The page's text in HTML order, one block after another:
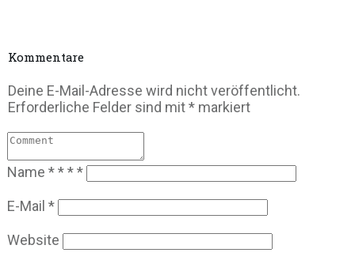
Kommentare
Deine E-Mail-Adresse wird nicht veröffentlicht.
Erforderliche Felder sind mit* markiert
Name ****
E-Mail *
Website